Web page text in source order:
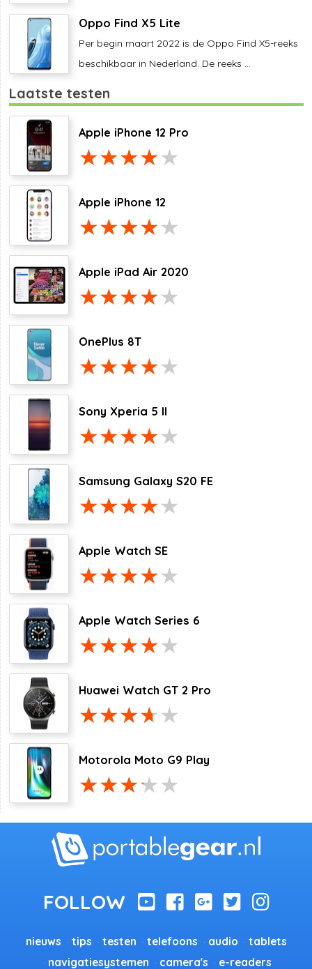
Oppo Find X5 Lite
Per begin maart 2022 is de Oppo Find X5-reeks
beschikbaar in Nederland. De reeks ...
Laatste testen
Apple iPhone 12 Pro
Apple iPhone 12
Apple iPad Air 2020
OnePlus 8T
Sony Xperia 5 II
Samsung Galaxy S20 FE
Apple Watch SE
Apple Watch Series 6
Huawei Watch GT 2 Pro
Motorola Moto G9 Play
nieuws tips testen telefoons audio
tablets
navigatiesystemen
camera's e-readers